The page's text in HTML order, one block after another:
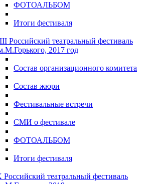
ФОТОАЛЬБОМ
Итоги фестиваля
Российский театральный фестиваль
2017 год
Состав организационного комитета
Состав жюри
Фестивальные встречи
СМИ о фестивале
ФОТОАЛЬБОМ
Итоги фестиваля
Российский театральный фестиваль